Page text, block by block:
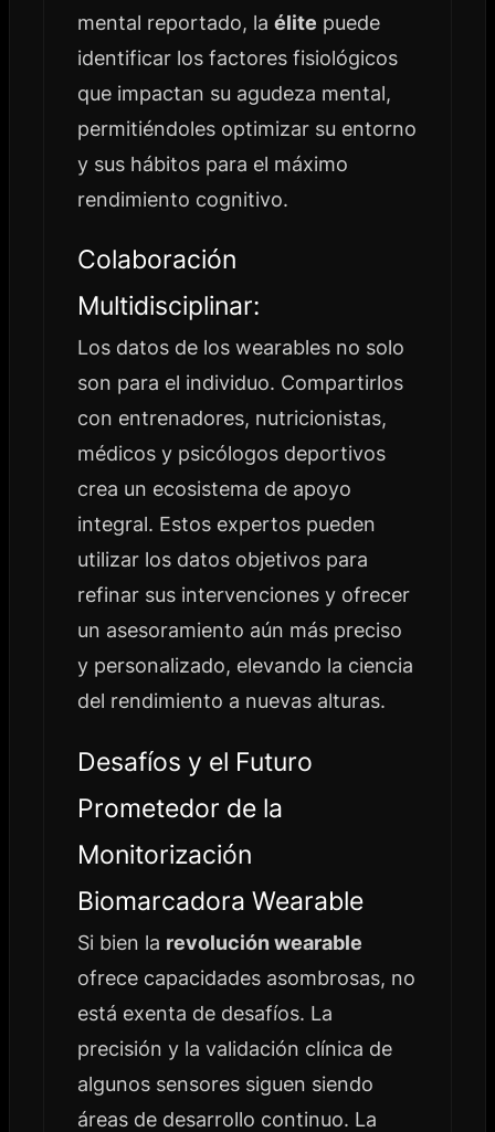
mental reportado, la élite puede
identificar los factores fisiológicos
que impactan su agudeza mental,
permitiéndoles optimizar su entorno
y sus hábitos para el máximo
rendimiento cognitivo.
Colaboración
Multidisciplinar:
Los datos de los wearables no solo
son para el individuo. Compartirlos
con entrenadores, nutricionistas,
médicos y psicólogos deportivos
crea un ecosistema de apoyo
integral. Estos expertos pueden
utilizar los datos objetivos para
refinar sus intervenciones y ofrecer
un asesoramiento aún más preciso
y personalizado, elevando la ciencia
del rendimiento a nuevas alturas.
Desafíos y el Futuro
Prometedor de la
Monitorización
Biomarcadora Wearable
Si bien la revolución wearable
ofrece capacidades asombrosas, no
está exenta de desafíos. La
precisión y la validación clínica de
algunos sensores siguen siendo
áreas de desarrollo continuo. La